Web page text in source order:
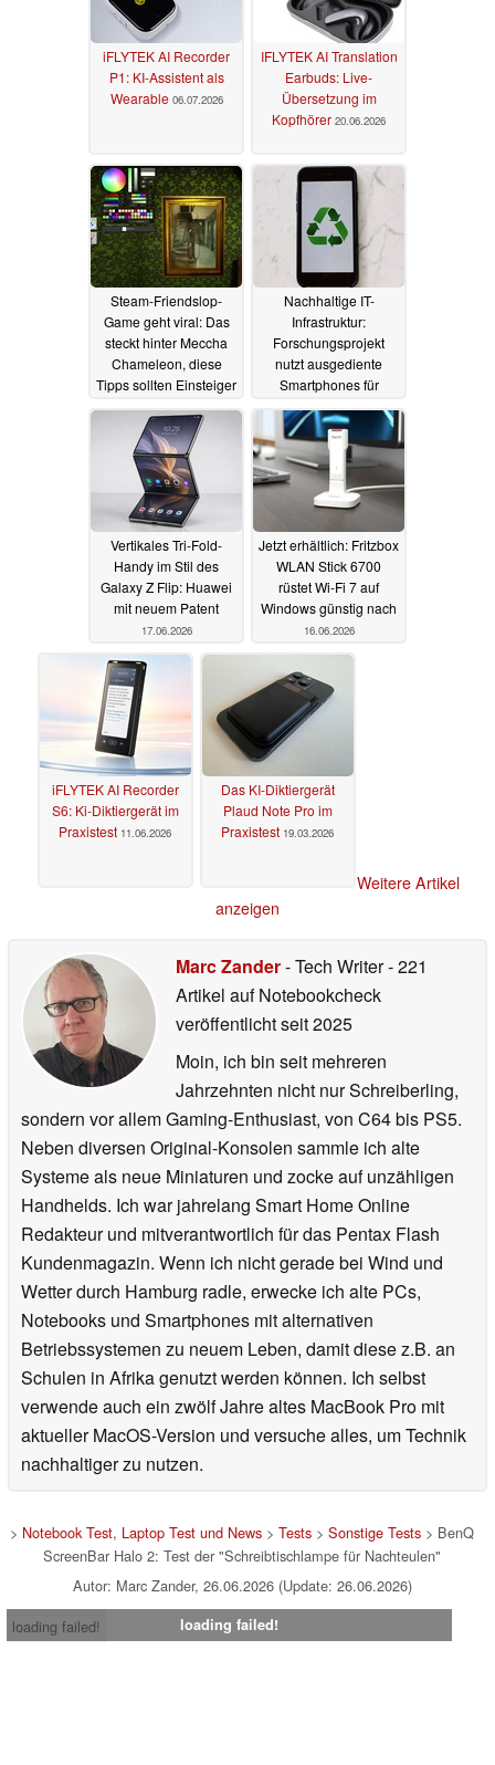
iFLYTEK AI Recorder
P1: KI-Assistent als
Wearable 06.07.2026
IFLYTEK AI Translation
Earbuds: Live-
Übersetzung im
Kopfhörer 20.06.2026
Steam-Friendslop-
Game geht viral: Das
steckt hinter Meccha
Chameleon, diese
Tipps sollten Einsteiger
18.06.2026
Nachhaltige IT-
Infrastruktur:
Forschungsprojekt
nutzt ausgediente
Smartphones für
17.06.2026
Vertikales Tri-Fold-
Handy im Stil des
Galaxy Z Flip: Huawei
mit neuem Patent
17.06.2026
Jetzt erhältlich: Fritzbox
WLAN Stick 6700
rüstet Wi-Fi 7 auf
Windows günstig nach
16.06.2026
iFLYTEK AI Recorder
S6: Ki-Diktiergerät im
Praxistest 11.06.2026
Das KI-Diktiergerät
Plaud Note Pro im
Praxistest 19.03.2026
Weitere Artikel
anzeigen
Marc Zander- Tech Writer- 221
Artikel auf Notebookcheck
veröffentlichtseit 2025
Moin, ich bin seit mehreren
Jahrzehnten nicht nur Schreiberling,
sondern vor allem Gaming-Enthusiast, von C64 bis PS5.
Neben diversen Original-Konsolen sammle ich alte
Systeme als neue Miniaturen und zocke auf unzähligen
Handhelds. Ich war jahrelang Smart Home Online
Redakteur und mitverantwortlich für das Pentax Flash
Kundenmagazin. Wenn ich nicht gerade bei Wind und
Wetter durch Hamburg radle, erwecke ich alte PCs,
Notebooks und Smartphones mit alternativen
Betriebssystemen zu neuem Leben, damit diese z.B. an
Schulen in Afrika genutzt werden können. Ich selbst
verwende auch ein zwölf Jahre altes MacBook Pro mit
aktueller MacOS-Version und versuche alles, um Technik
nachhaltiger zu nutzen.
> Notebook Test, Laptop Test und News > Tests > Sonstige Tests > BenQ
ScreenBar Halo 2: Test der "Schreibtischlampe für Nachteulen"
Autor: Marc Zander, 26.06.2026 (Update: 26.06.2026)
loading failed!
loading failed!